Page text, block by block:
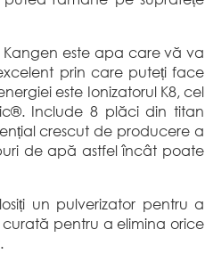
este apa care vă va
prin care puteți face
este Ionizatorul K8, cel
Include 8 plăci din titan
crescut de producere a
de apă astfel încât poate
un pulverizator pentru a
pentru a elimina orice